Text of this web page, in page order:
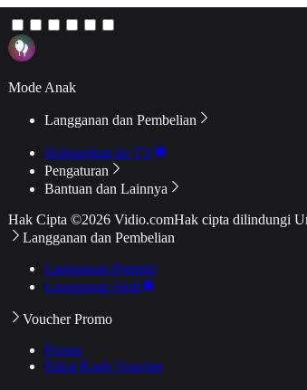
Mode Anak
Langganan dan Pembelian
Hubungkan ke TV
Pengaturan
Bantuan dan Lainnya
Hak Cipta ©2026 Vidio.comHak cipta dilindungi
Langganan dan Pembelian
Langganan Premier
Langganan Aktif
Voucher Promo
Promo
Pakai Kode Voucher